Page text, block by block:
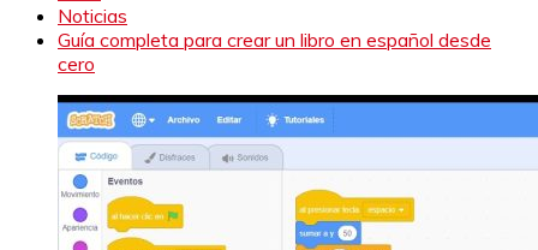
Noticias
Guía completa para crear un libro en español desde
cero